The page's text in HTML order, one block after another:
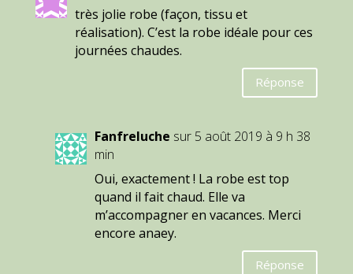
très jolie robe (façon, tissu et
réalisation). C’est la robe idéale pour ces
journées chaudes.
Réponse
Fanfreluche sur 5 août 2019 à 9 h 38
min
Oui, exactement ! La robe est top
quand il fait chaud. Elle va
m’accompagner en vacances. Merci
encore anaey.
Réponse